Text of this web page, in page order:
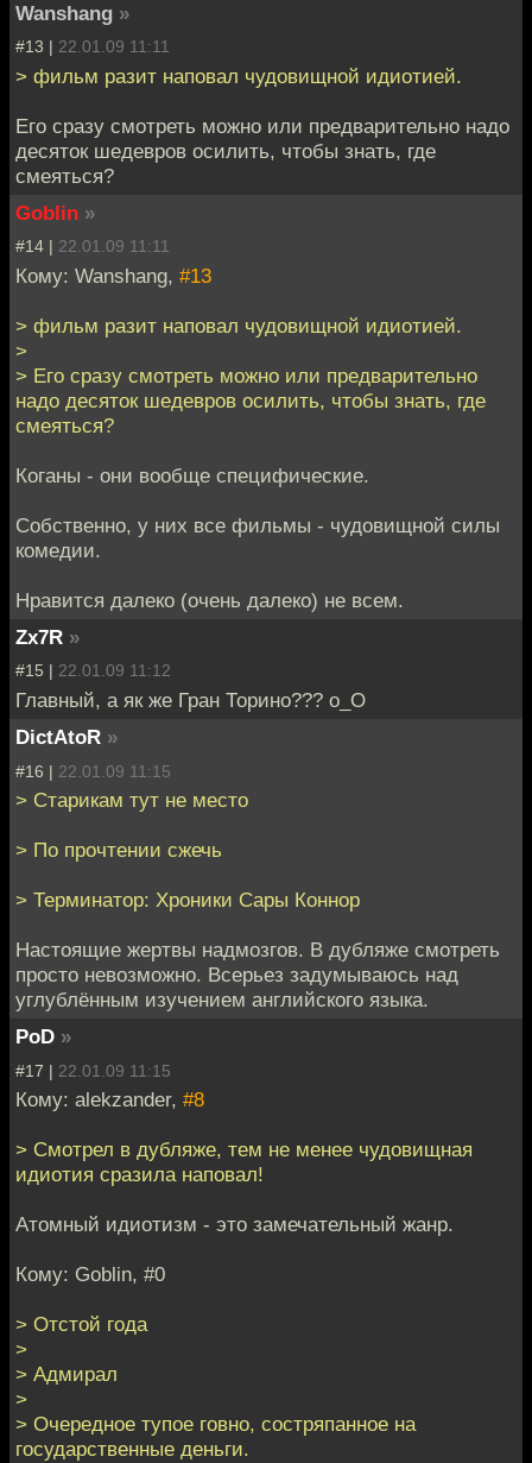
Wanshang »
#13 | 22.01.09 11:11
> фильм разит наповал чудовищной идиотией.
Его сразу смотреть можно или предварительно надо
десяток шедевров осилить, чтобы знать, где
смеяться?
Goblin »
#14 | 22.01.09 11:11
Кому: Wanshang, #13
> фильм разит наповал чудовищной идиотией.
>
> Его сразу смотреть можно или предварительно
надо десяток шедевров осилить, чтобы знать, где
смеяться?
Коганы - они вообще специфические.
Собственно, у них все фильмы - чудовищной силы
комедии.
Нравится далеко (очень далеко) не всем.
Zx7R »
#15 | 22.01.09 11:12
Главный, а як же Гран Торино??? о_О
DictAtoR »
#16 | 22.01.09 11:15
> Старикам тут не место
> По прочтении сжечь
> Терминатор: Хроники Сары Коннор
Настоящие жертвы надмозгов. В дубляже смотреть
просто невозможно. Всерьез задумываюсь над
углублённым изучением английского языка.
PoD »
#17 | 22.01.09 11:15
Кому: alekzander, #8
> Смотрел в дубляже, тем не менее чудовищная
идиотия сразила наповал!
Атомный идиотизм - это замечательный жанр.
Кому: Goblin, #0
> Отстой года
>
> Адмирал
>
> Очередное тупое говно, состряпанное на
государственные деньги.